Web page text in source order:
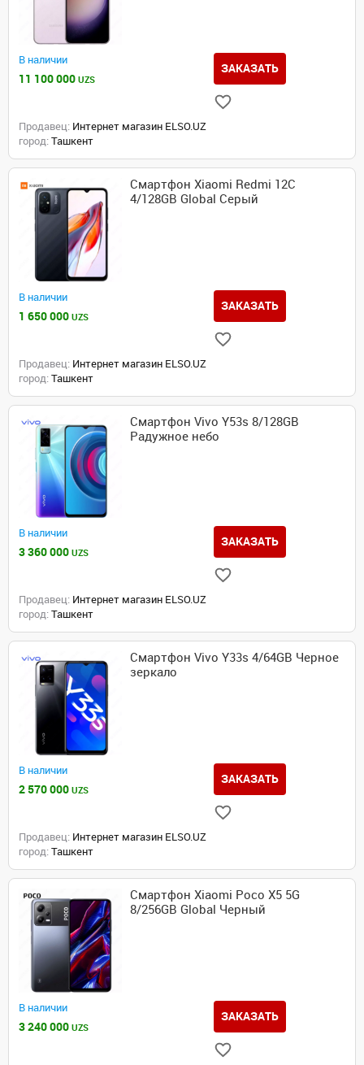
В наличии
11 100 000 UZS
ЗАКАЗАТЬ
Продавец: Интернет магазин ELSO.UZ
город: Ташкент
Смартфон Xiaomi Redmi 12C
4/128GB Global Серый
В наличии
1 650 000 UZS
ЗАКАЗАТЬ
Продавец: Интернет магазин ELSO.UZ
город: Ташкент
Смартфон Vivo Y53s 8/128GB
Радужное небо
В наличии
3 360 000 UZS
ЗАКАЗАТЬ
Продавец: Интернет магазин ELSO.UZ
город: Ташкент
Смартфон Vivo Y33s 4/64GB Черное
зеркало
В наличии
2 570 000 UZS
ЗАКАЗАТЬ
Продавец: Интернет магазин ELSO.UZ
город: Ташкент
Смартфон Xiaomi Poco X5 5G
8/256GB Global Черный
В наличии
3 240 000 UZS
ЗАКАЗАТЬ